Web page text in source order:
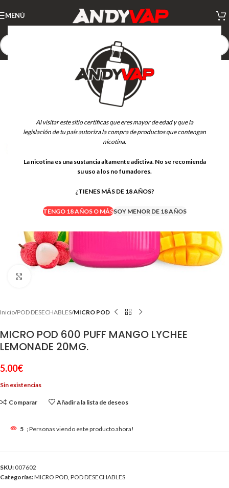
Al visitar este sitio certificas que eres mayor de edad y que la
legislación de tu país autoriza la compra de productos que contengan
nicotina.
La nicotina es una sustancia altamente adictiva. No se recomienda
su uso a los no fumadores.
¿TIENES MÁS DE 18 AÑOS?
TENGO 18 AÑOS O MÁSSOY MENOR DE 18 AÑOS
MENÚ
Inicio POD DESECHABLES MICRO POD
MICRO POD 600 PUFF MANGO LYCHEE
LEMONADE 20MG.
5.00€
Sin existencias
Comparar Añadir a la lista de deseos
5 ¡Personas viendo este producto ahora!
SKU: 007602
Categorías:MICRO POD, POD DESECHABLES